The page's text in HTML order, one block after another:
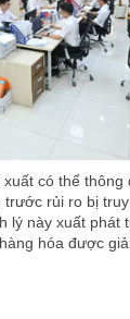
có thể
trước rủi ro bị
lý này xuất phát
hóa được